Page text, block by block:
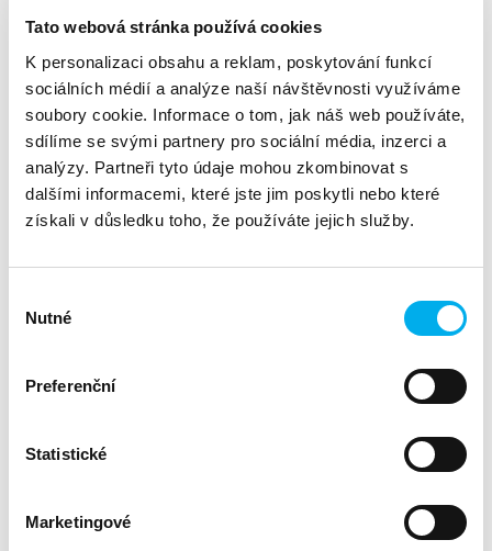
Tato webová stránka používá cookies
K personalizaci obsahu a reklam, poskytování funkcí
sociálních médií a analýze naší návštěvnosti využíváme
soubory cookie. Informace o tom, jak náš web používáte,
sdílíme se svými partnery pro sociální média, inzerci a
analýzy. Partneři tyto údaje mohou zkombinovat s
dalšími informacemi, které jste jim poskytli nebo které
získali v důsledku toho, že používáte jejich služby.
souhlasu
Nutné
Preferenční
Statistické
Marketingové
Termín: Úterý, 30. 6. 2026 - 10:00 - Úterý, 30. 6. 2026
ZOOM
Kontakt:
Adriana Petruláková
apetrulakova@dns.cz
Divize: Fortinet
možná jste jen zvědaví, proč je Fortinet jedním z
nejviditelnějších hráčů v oblasti síťové bezpečnosti.
Tenhle webinář je rychlé a praktické seznámení s
technologiemi Fortinet – ideální pro nové partnery, nové
Krátce a přehledně.